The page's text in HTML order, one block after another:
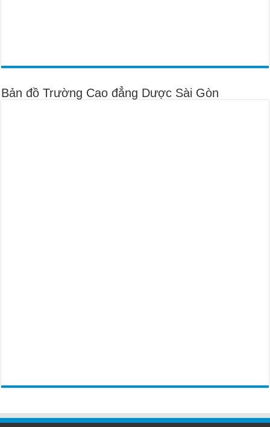
Bản đồ Trường Cao đẳng Dược Sài Gòn